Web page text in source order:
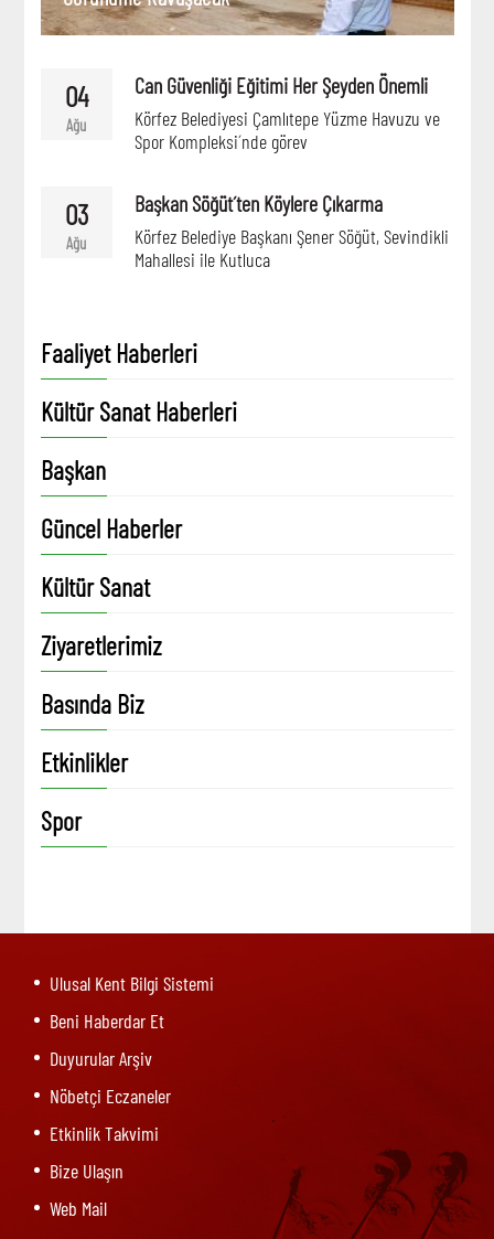
04
Ağu
Can Güvenliği Eğitimi Her Şeyden Önemli
Körfez Belediyesi Çamlıtepe Yüzme Havuzu ve
Spor Kompleksi´nde görev
03
Ağu
Başkan Söğüt´ten Köylere Çıkarma
Körfez Belediye Başkanı Şener Söğüt, Sevindikli
Mahallesi ile Kutluca
Faaliyet Haberleri
Kültür Sanat Haberleri
Başkan
Güncel Haberler
Kültür Sanat
Ziyaretlerimiz
Basında Biz
Etkinlikler
Spor
Ulusal Kent Bilgi Sistemi
Beni Haberdar Et
Duyurular Arşiv
Nöbetçi Eczaneler
Etkinlik Takvimi
Bize Ulaşın
Web Mail